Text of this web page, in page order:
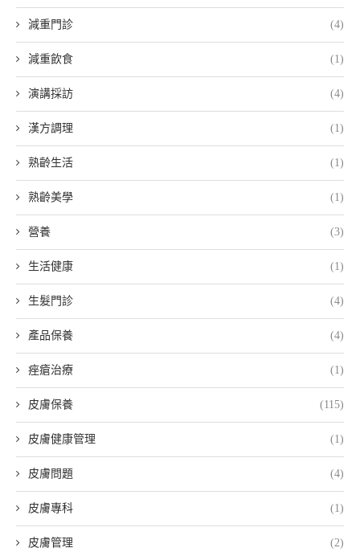
減重門診 (4)
減重飲食 (1)
演講採訪 (4)
漢方調理 (1)
熟齡生活 (1)
熟齡美學 (1)
營養 (3)
生活健康 (1)
生髮門診 (4)
產品保養 (4)
痤瘡治療 (1)
皮膚保養 (115)
皮膚健康管理 (1)
皮膚問題 (4)
皮膚專科 (1)
皮膚管理 (2)